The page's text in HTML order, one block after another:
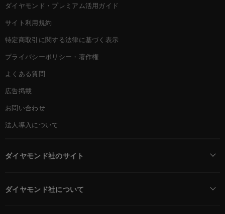
ダイヤモンド・プレミアム活用ガイド
サイト利用規約
特定商取引に関する法律に基づく表示
プライバシーポリシー・著作権
よくある質問
広告掲載
お問い合わせ
法人導入について
ダイヤモンド社のサイト
ダイヤモンド社について